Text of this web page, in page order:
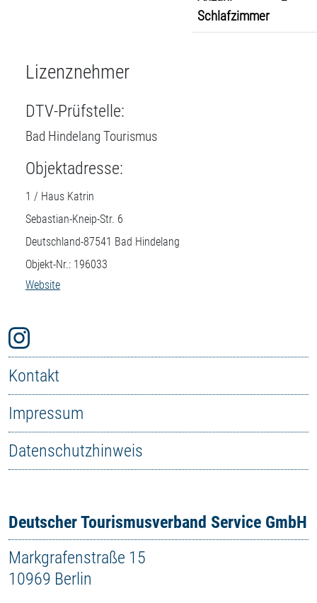
Schlafzimmer
Lizenznehmer
DTV-Prüfstelle:
Bad Hindelang Tourismus
Objektadresse:
1 / Haus Katrin
Sebastian-Kneip-Str. 6
Deutschland-87541 Bad Hindelang
Objekt-Nr.: 196033
Website
Deutscher Tourismusverband Service GmbH
Markgrafenstraße 15
10969 Berlin
Kontakt
Impressum
Datenschutzhinweis